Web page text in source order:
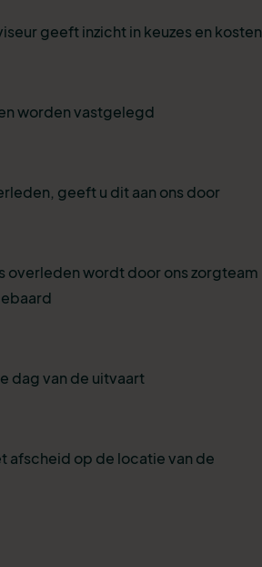
geeft inzicht in keuzes en kosten
worden vastgelegd
geeft u dit aan ons door
overleden wordt door ons zorgteam
dag van de uitvaart
afscheid op de locatie van de